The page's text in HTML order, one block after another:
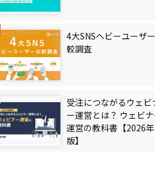
4大SNSヘビーユーザ
較調査
受注につながるウェビ
ー運営とは？ ウェビ
運営の教科書【2026年
版】